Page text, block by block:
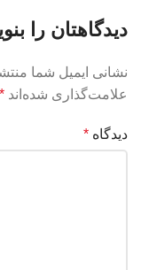
دیدگاهتان را
نشانی ایمیل شما
علامت‌گذاری شده‌اند *
دیدگاه *